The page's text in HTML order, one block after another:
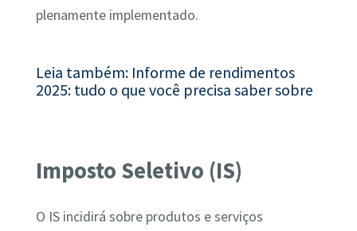
plenamente implementado.
Leia também: Informe de rendimentos
2025: tudo o que você precisa saber sobre
Imposto Seletivo (IS)
O IS incidirá sobre produtos e serviços